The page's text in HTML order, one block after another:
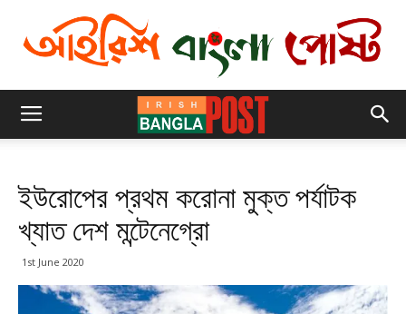
ইউরোপের প্রথম করোনা মুক্ত পর্যাটক
খ্যাত দেশ মন্টেনেগ্রো
1st June 2020